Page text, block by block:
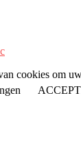
cookies om